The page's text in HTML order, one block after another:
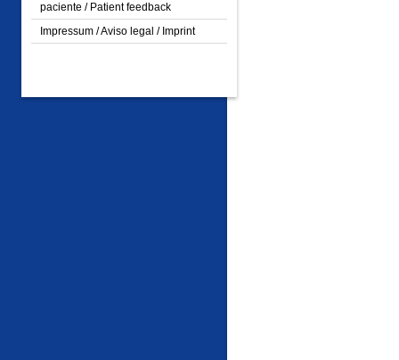
paciente / Patient feedback
Impressum / Aviso legal / Imprint